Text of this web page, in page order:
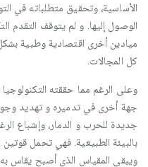
الأساسية، وتحقيق متطلباته في
الوصول إليها. و لم يتوقف التقدم
ميادين أخرى اقتصادية وطبية
كل المجالات.
وعلى الرغم مما حققته
جهة أخرى في تدميره و تهديد
جديدة للحرب و الدمار، وإشباع
بالبيئة الطبيعية. فهي تحمل
ويبقى المقياس الذي أصبح يقاس به